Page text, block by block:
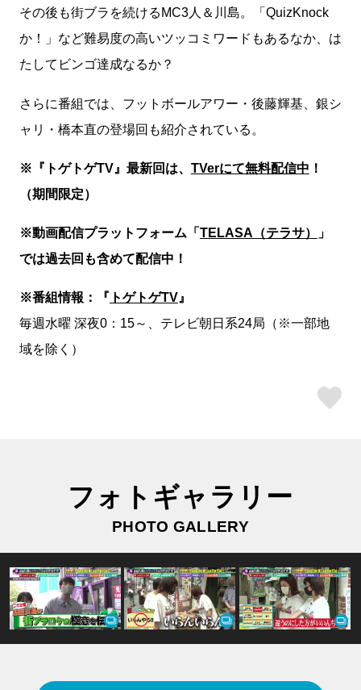
その後も街ブラを続けるMC3人＆川島。「QuizKnock
か！」など難易度の高いツッコミワードもあるなか、は
たしてビンゴ達成なるか？
さらに番組では、フットボールアワー・後藤輝基、銀シ
ャリ・橋本直の登場回も紹介されている。
※『トゲトゲTV』最新回は、 TVerにて無料配信中 ！
（期間限定）
※動画配信プラットフォーム「TELASA（テラサ）
」
では過去回も含めて配信中！
※番組情報：『 トゲトゲTV』
毎週水曜 深夜0：15～、テレビ朝日系24局（※一部地
域を除く）
フォトギャラリー
PHOTO GALLERY